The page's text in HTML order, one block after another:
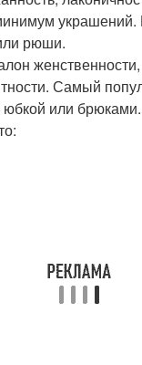
рюши.
Самый
юбкой или